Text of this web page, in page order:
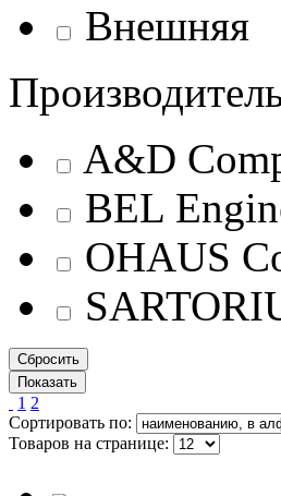
Внешняя
A&D
BEL
OHAUS
1 2
Сортировать по:
Товаров на странице: